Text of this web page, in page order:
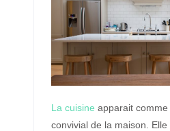
La cuisine apparait
convivial de la maison.